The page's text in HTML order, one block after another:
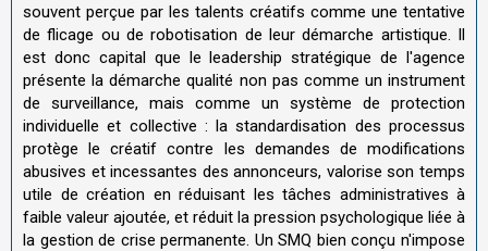
souvent perçue par les talents créatifs comme une tentative
de flicage ou de robotisation de leur démarche artistique. Il
est donc capital que le leadership stratégique de l'agence
présente la démarche qualité non pas comme un instrument
de surveillance, mais comme un système de protection
individuelle et collective : la standardisation des processus
protège le créatif contre les demandes de modifications
abusives et incessantes des annonceurs, valorise son temps
utile de création en réduisant les tâches administratives à
faible valeur ajoutée, et réduit la pression psychologique liée à
la gestion de crise permanente. Un SMQ bien conçu n'impose